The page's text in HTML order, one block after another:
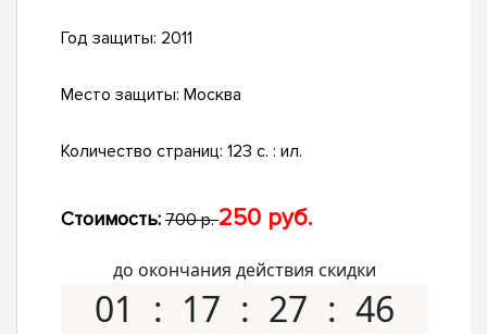
Год защиты: 2011
Место защиты: Москва
Количество страниц: 123 с. : ил.
Стоимость: 700 р.250 руб.
до окончания действия скидки
01 17 27 45